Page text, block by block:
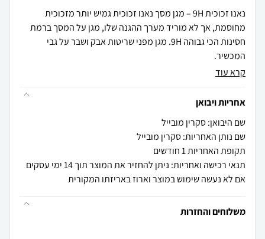
נאנו זכוכית 9H – מגן מסך נאנו זכוכית גמיש יותר מזכוכית
מחוסמת, אך לא מוריד מערך ההגנה שלו, מגן על המסך ברמת
חסינות הכי גבוהה 9H. מגן מפני שריטות אבק ושבר על גבי
המכשיר.
קרא עוד
אחריות ויבואן
שם היבואן: סקרין מובייל
שם נותן האחריות: סקרין מובייל
תקופת האחריות 1 חודשים
תנאי רכישה ואחריות: ניתן להחזיר את המוצר תוך 14 ימי עסקים
אם לא נעשה שימוש במוצר וארוז באריזתו המקורית
משלוחים והחזרות